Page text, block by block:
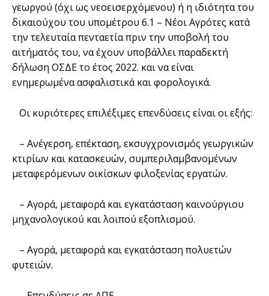
γεωργού (όχι ως νεοεισερχόμενου) ή η ιδιότητα του
δικαιούχου του υπομέτρου 6.1 – Νέοι Αγρότες κατά
την τελευταία πενταετία πριν την υποβολή του
αιτήματός του, να έχουν υποβάλλει παραδεκτή
δήλωση ΟΣΔΕ το έτος 2022. και να είναι
ενημερωμένα ασφαλιστικά και φορολογικά.
Οι κυριότερες επιλέξιμες επενδύσεις είναι οι εξής:
– Ανέγερση, επέκταση, εκσυγχρονισμός γεωργικών
κτιρίων και κατασκευών, συμπεριλαμβανομένων
μεταφερόμενων οικίσκων φιλοξενίας εργατών.
– Αγορά, μεταφορά και εγκατάσταση καινούργιου
μηχανολογικού και λοιπού εξοπλισμού.
– Αγορά, μεταφορά και εγκατάσταση πολυετών
φυτειών.